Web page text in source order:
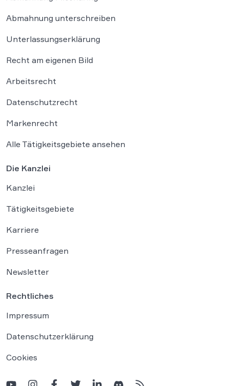
Abmahnung unterschreiben
Unterlassungserklärung
Recht am eigenen Bild
Arbeitsrecht
Datenschutzrecht
Markenrecht
Alle Tätigkeitsgebiete ansehen
Die Kanzlei
Kanzlei
Tätigkeitsgebiete
Karriere
Presseanfragen
Newsletter
Rechtliches
Impressum
Datenschutzerklärung
Cookies